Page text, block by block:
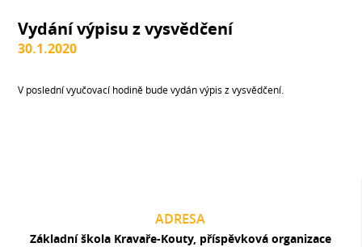
Vydání výpisu z vysvědčení
30.1.2020
V poslední vyučovací hodině bude vydán výpis z vysvědčení.
ADRESA
Základní škola Kravaře-Kouty, příspěvková organizace